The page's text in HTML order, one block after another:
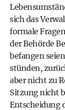
sich das
formale
der Behörde
befangen
stünden,
aber nicht zu
Sitzung nicht
Entscheidung